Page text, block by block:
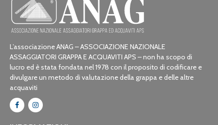
L’associazione ANAG – ASSOCIAZIONE NAZIONALE
ASSAGGIATORI GRAPPA E ACQUAVITI APS – non ha scopo di
lucro ed è stata fondata nel 1978 con il proposito di codificare e
divulgare un metodo di valutazione della grappa e delle altre
acquaviti